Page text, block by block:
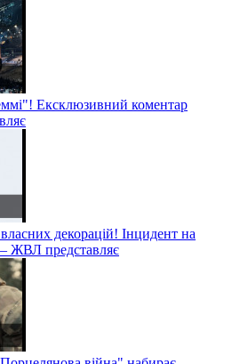
Ексклюзивний коментар
декорацій! Інцидент на
ЖВЛ представляє